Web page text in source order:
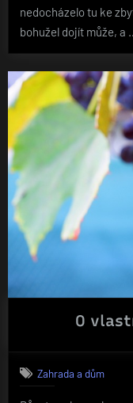
nedocházelo tu ke
bohužel dojít může, a
O
Zahrada a dům